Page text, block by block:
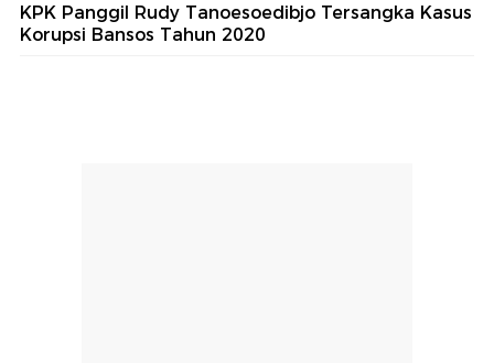
KPK Panggil Rudy Tanoesoedibjo Tersangka Kasus
Korupsi Bansos Tahun 2020